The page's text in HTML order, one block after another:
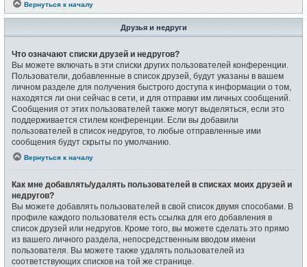
Вернуться к началу
Друзья и недруги
Что означают списки друзей и недругов?
Вы можете включать в эти списки других пользователей конференции.
Пользователи, добавленные в список друзей, будут указаны в вашем
личном разделе для получения быстрого доступа к информации о том,
находятся ли они сейчас в сети, и для отправки им личных сообщений.
Сообщения от этих пользователей также могут выделяться, если это
поддерживается стилем конференции. Если вы добавили
пользователей в список недругов, то любые отправленные ими
сообщения будут скрыты по умолчанию.
Вернуться к началу
Как мне добавлять/удалять пользователей в списках моих друзей и
недругов?
Вы можете добавлять пользователей в свой список двумя способами. В
профиле каждого пользователя есть ссылка для его добавления в
список друзей или недругов. Кроме того, вы можете сделать это прямо
из вашего личного раздела, непосредственным вводом имени
пользователя. Вы можете также удалять пользователей из
соответствующих списков на той же странице.